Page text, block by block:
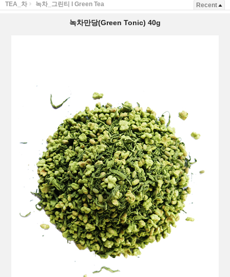
TEA_차 녹차_그린티 I Green Tea Recent
녹차만당(Green Tonic) 40g